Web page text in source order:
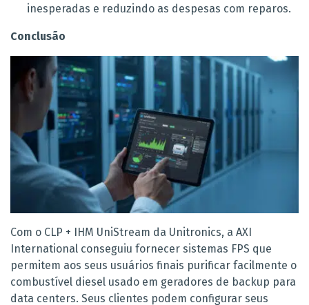
inesperadas e reduzindo as despesas com reparos.
Conclusão
Com o CLP + IHM UniStream da Unitronics, a AXI
International conseguiu fornecer sistemas FPS que
permitem aos seus usuários finais purificar facilmente o
combustível diesel usado em geradores de backup para
data centers. Seus clientes podem configurar seus